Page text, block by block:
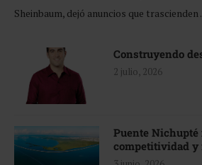
Sheinbaum, dejó anuncios que
Construyendo
2 julio, 2026
Puente
competitividad y